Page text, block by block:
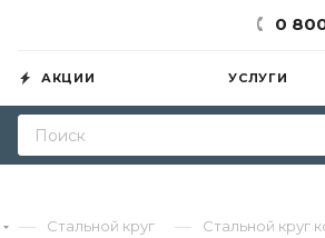
0
АКЦИИ УСЛУГИ
— Стальной круг — Стальной круг